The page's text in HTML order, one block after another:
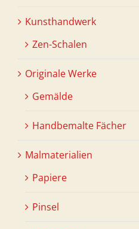
Kunsthandwerk
Zen-Schalen
Originale Werke
Gemälde
Handbemalte Fächer
Malmaterialien
Papiere
Pinsel